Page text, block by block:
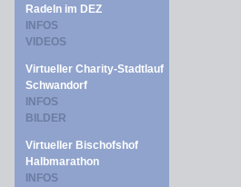
Radeln im DEZ
INFOS
VIDEOS
Virtueller Charity-Stadtlauf
Schwandorf
INFOS
BILDER
Virtueller Bischofshof
Halbmarathon
INFOS